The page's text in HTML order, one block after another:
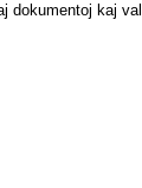
dokumentoj kaj